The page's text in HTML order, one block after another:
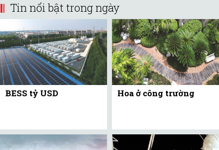
Tin nổi bật trong ngày
BESS tỷ USD Hoa ở công trường